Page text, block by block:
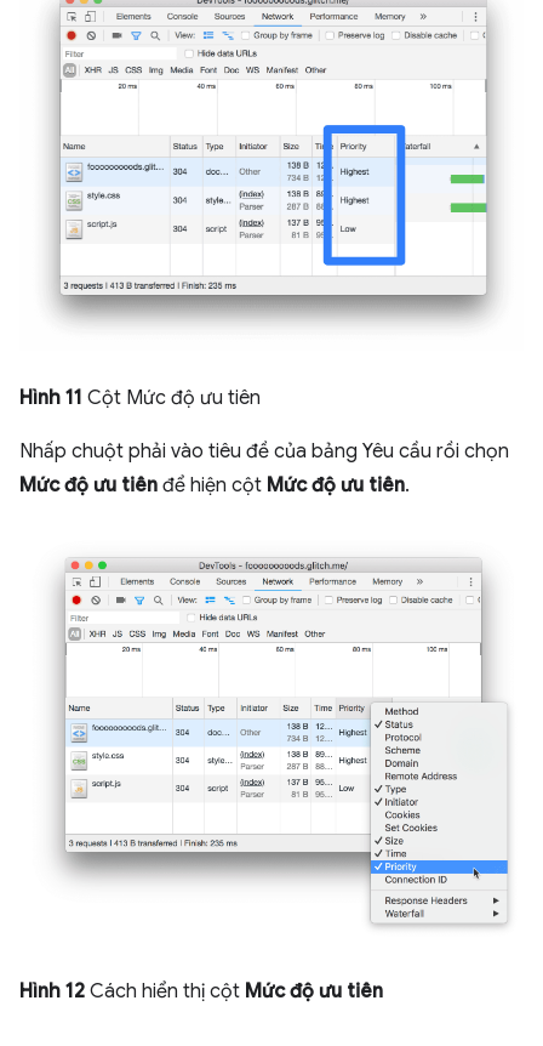
Hình 11 Cột Mức độ ưu tiên
Nhấp chuột phải vào tiêu đề của bảng Yêu cầu rồi chọn
Mức độ ưu tiên để hiện cột Mức độ ưu tiên.
Hình 12 Cách hiển thị cột Mức độ ưu tiên